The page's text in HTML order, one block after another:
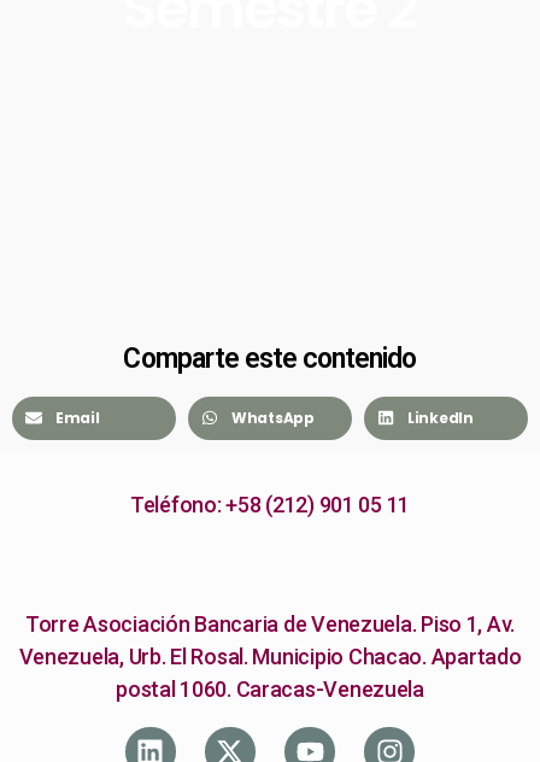
Comparte este contenido
Email WhatsApp LinkedIn
Teléfono: +58 (212) 901 05 11
Torre Asociación Bancaria de Venezuela. Piso 1, Av.
Venezuela, Urb. El Rosal. Municipio Chacao. Apartado
postal 1060. Caracas-Venezuela